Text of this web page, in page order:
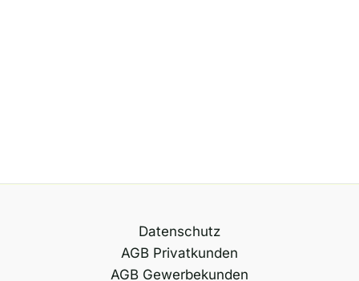
Datenschutz
AGB Privatkunden
AGB Gewerbekunden